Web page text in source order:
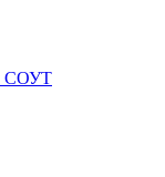
СОУТ